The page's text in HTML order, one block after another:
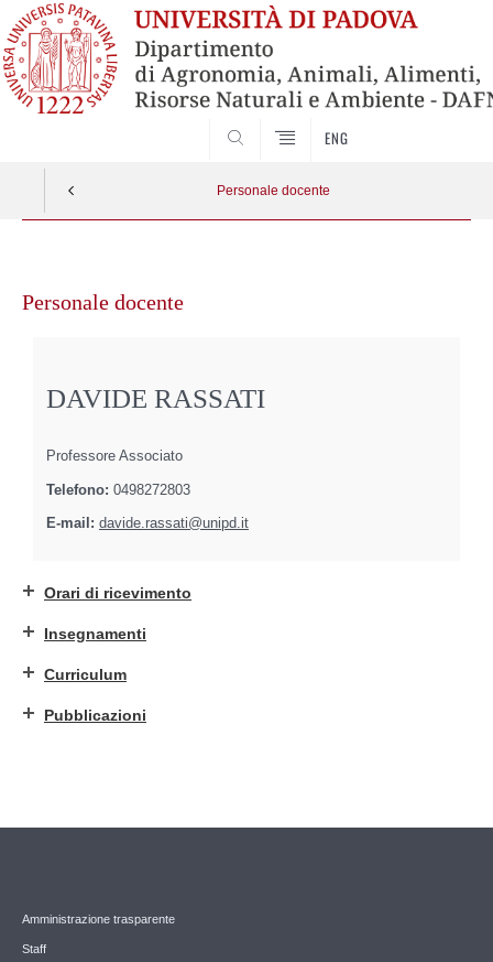
ENG
Personale docente
contenuto
Personale docente
DAVIDE RASSATI
Professore Associato
Telefono: 0498272803
E-mail: davide.rassati@unipd.it
Orari di ricevimento
Insegnamenti
Curriculum
Pubblicazioni
Amministrazione trasparente
Staff